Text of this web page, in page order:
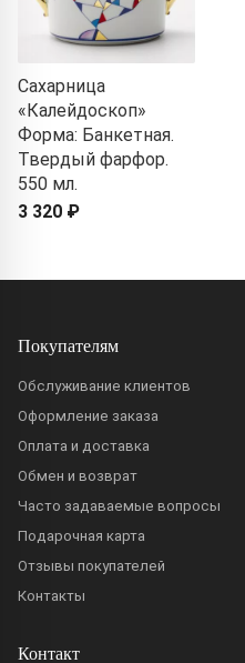
Сахарница
«Калейдоскоп»
Форма: Банкетная.
Твердый фарфор.
550 мл.
3 320 ₽
Покупателям
Обслуживание клиентов
Оформление заказа
Оплата и доставка
Обмен и возврат
Часто задаваемые вопросы
Подарочная карта
Отзывы покупателей
Контакты
Контакт